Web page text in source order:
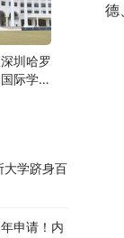
德
圳哈罗
际学
大学跻身百
申请！内